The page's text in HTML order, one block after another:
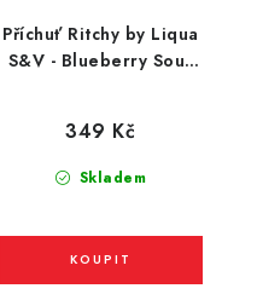
Příchuť Ritchy by Liqua
S&V - Blueberry Sour
Skladem
349 Kč